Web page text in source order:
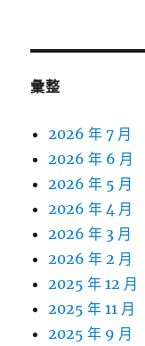
彙整
2026 年 7 月
2026 年 6 月
2026 年 5 月
2026 年 4 月
2026 年 3 月
2026 年 2 月
2025 年 12 月
2025 年 11 月
2025 年 9 月